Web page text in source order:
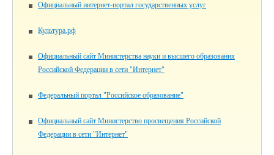
Официальный интернет-портал государственных услуг
Культура.рф
Официальный сайт Министерства науки и высшего образования
Российской Федерации в сети "Интернет"
Федеральный портал "Российское образование"
Официальный сайт Министерство просвещения Российской
Федерации в сети "Интернет"